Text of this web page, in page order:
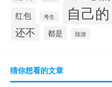
红包 考生 自己的
还不
都是 陆游
猜你想看的文章